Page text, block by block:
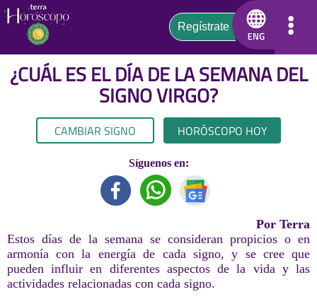
¿CUÁL ES EL DÍA DE LA SEMANA DEL
SIGNOVIRGO?
CAMBIAR SIGNO HORÓSCOPO HOY
Síguenos en:
Por Terra
Estos días de la semana se consideran propicios o en
armonía con la energía de cada signo, y se cree que
pueden influir en diferentes aspectos de la vida y las
actividades relacionadas con cada signo.